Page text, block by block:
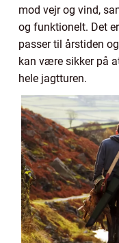
mod vejr og vind,
og funktionelt. Det
passer til årstiden
kan være sikker på
hele jagtturen.